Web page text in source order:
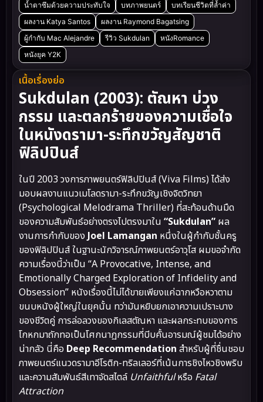
น้ำตาซึมด้วยความประทับใจ
บทภาพยนตร์
บทเรียนชีวิตที่ล้ำค่า
ผลงาน Katya Santos
ผลงาน Raymond Bagatsing
ผู้กำกับ Mac Alejandre
รีวิว Sukdulan
หนังRomance
หนังยุค Y2K
เนื้อเรื่องย่อ
Sukdulan (2003): ตัณหา บ่วง
กรรม และตลกร้ายของความเชื่อใจ
ในหนังดรามา-ระทึกขวัญสัญชาติ
ฟิลิปปินส์
ในปี 2003 วงการภาพยนตร์ฟิลิปปินส์ (Viva Films) ได้ส่ง
มอบผลงานแนวเมโลดรามา-ระทึกขวัญเชิงจิตวิทยา
(Psychological Melodrama Thriller) ที่สะท้อนด้านมืด
ของความสัมพันธ์อย่างตรงไปตรงมาใน “Sukdulan” ผล
งานการกำกับของJoel Lamangan หนึ่งในผู้กำกับชั้นครู
ของฟิลิปปินส์ ในฐานะนักวิจารณ์ภาพยนตร์อาวุโส ผมขอจำกัด
ความเรื่องนี้ว่าเป็น “A Provocative, Intense, and
Emotionally Charged Exploration of Infidelity and
Obsession” หนังเรื่องนี้ไม่ได้ขายเพียงแค่ฉากหวือหวาตาม
ขนบหนังผู้ใหญ่ในยุคนั้น ทว่ามันหยิบยกเอาความเปราะบาง
ของชีวิตคู่ การล่อลวงของกิเลสตัณหา และผลกระทบของการ
โกหกมาถักทอเป็นโศกนาฏกรรมที่บีบคั้นอารมณ์ผู้ชมได้อย่าง
น่ากลัว นี่คือ Deep Recommendation สำหรับผู้ที่ชื่นชอบ
ภาพยนตร์แนวดรามาอีโรติก-ทริลเลอร์ที่เน้นการชิงไหวชิงพริบ
และความสัมพันธ์สีเทาจัดสไตล์ Unfaithfulหรือ Fatal
Attraction